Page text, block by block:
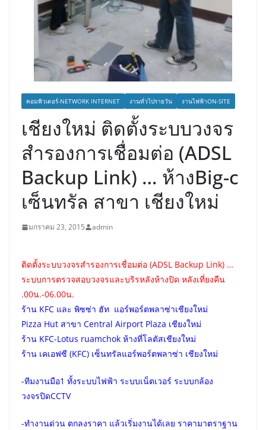
คอมพิวเตอร์-NETWORK INTERNET งานทั่วไปรายวัน งานไฟฟ้าON-SITE
เชียงใหม่ ติดตั้งระบบวงจร
สำรองการเชื่อมต่อ (ADSL
Backup Link) … ห้างBig-c
เซ็นทรัล สาขา เชียงใหม่
มกราคม 23, 2015 admin
ติดตั้งระบบวงจรสำรองการเชื่อมต่อ (ADSL Backup Link) …
ระบบการตรวจสอบวงจรและบริรหลังห้างปิด หลังเที่ยงคืน
.00น.-06.00น.
ร้าน KFC และ พิซซ่า ฮัท แอร์พอร์ตพลาซ่าเชียงใหม่
Pizza Hut สาขา Central Airport Plaza เชียงใหม่
ร้าน KFC-Lotus ruamchok ห้างที่โลตัสเชียงใหม่
ร้าน เคเอฟซี (KFC) เซ็นทรัลแอร์พอร์ตพลาซ่า เชียงใหม่
-ทีมงานมือ1 ทั้งระบบไฟฟ้า ระบบเน็ตเวอร์ ระบบกล้อง
วงจรปิดCCTV
-ทำงานด่วน ตกลงราคา แล้วเริ่มงานได้เลย ราคามาตราฐาน